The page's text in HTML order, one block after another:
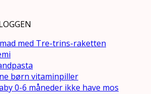
med Tre-trins-raketten
børn vitaminpiller
0-6 måneder ikke have mos